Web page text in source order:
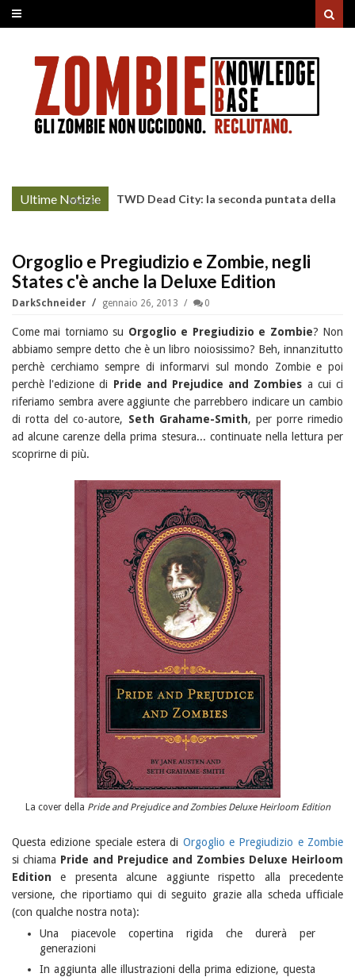
Ultime Notizie
More »
TWD Dead City: la seconda puntata della
Orgoglio e Pregiudizio e Zombie, negli
States c'è anche la Deluxe Edition
DarkSchneider gennaio 26, 2013 0
Come mai torniamo su Orgoglio e Pregiudizio e Zombie? Non
abbiamo sempre detto che è un libro noiosissimo? Beh, innanzitutto
perchè cerchiamo sempre di informarvi sul mondo Zombie e poi
perchè l'edizione di Pride and Prejudice and Zombies a cui ci
riferiamo sembra avere aggiunte che parrebbero indicare un cambio
di rotta del co-autore, Seth Grahame-Smith, per porre rimedio
ad alcune carenze della prima stesura... continuate nella lettura per
scoprirne di più.
La cover della Pride and Prejudice and Zombies Deluxe Heirloom Edition
Questa edizione speciale estera di Orgoglio e Pregiudizio e Zombie
si chiama Pride and Prejudice and Zombies Deluxe Heirloom
Edition e presenta alcune aggiunte rispetto alla precedente
versione, che riportiamo qui di seguito grazie alla scheda ufficiale
(con qualche nostra nota):
Una piacevole copertina rigida che durerà per
generazioni
In aggiunta alle illustrazioni della prima edizione, questa